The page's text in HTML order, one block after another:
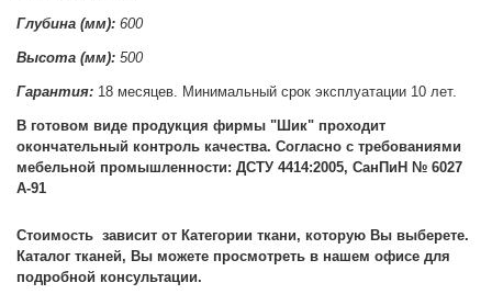
Глубина (мм): 600
Высота (мм): 500
Гарантия: 18 месяцев. Минимальный срок эксплуатации 10 лет.
В готовом виде продукция фирмы "Шик" проходит
окончательный контроль качества. Согласно с требованиями
мебельной промышленности: ДСТУ 4414:2005, СанПиН № 6027
А-91
Стоимость зависит от Категории ткани, которую Вы выберете.
Каталог тканей, Вы можете просмотреть в нашем офисе для
подробной консультации.